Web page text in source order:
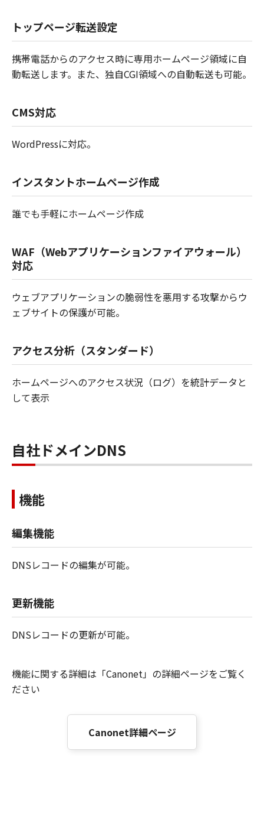
トップページ転送設定
携帯電話からのアクセス時に専用ホームページ領域に自
動転送します。また、独自CGI領域への自動転送も可能。
CMS対応
WordPressに対応。
インスタントホームページ作成
誰でも手軽にホームページ作成
WAF（Webアプリケーションファイアウォール）
対応
ウェブアプリケーションの脆弱性を悪用する攻撃からウ
ェブサイトの保護が可能。
アクセス分析（スタンダード）
ホームページへのアクセス状況（ログ）を統計データと
して表示
自社ドメインDNS
機能
編集機能
DNSレコードの編集が可能。
更新機能
DNSレコードの更新が可能。
機能に関する詳細は「Canonet」の詳細ページをご覧く
ださい
Canonet詳細ページ